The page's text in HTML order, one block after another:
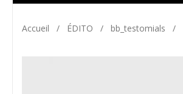
Accueil / ÉDITO / bb_testomials /